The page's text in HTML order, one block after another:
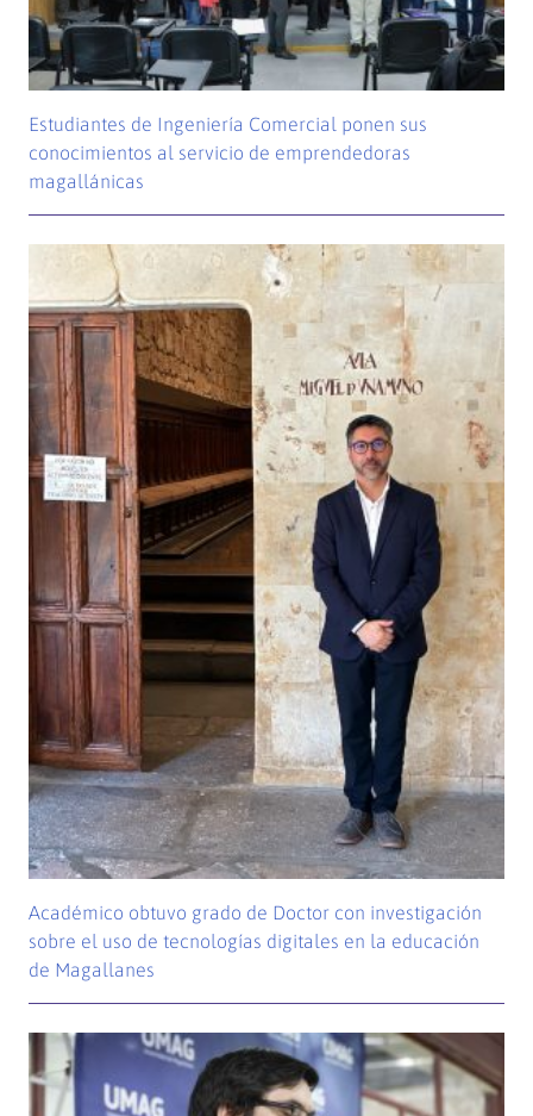
Estudiantes de Ingeniería Comercial ponen sus
conocimientos al servicio de emprendedoras
magallánicas
Académico obtuvo grado de Doctor con investigación
sobre el uso de tecnologías digitales en la educación
de Magallanes